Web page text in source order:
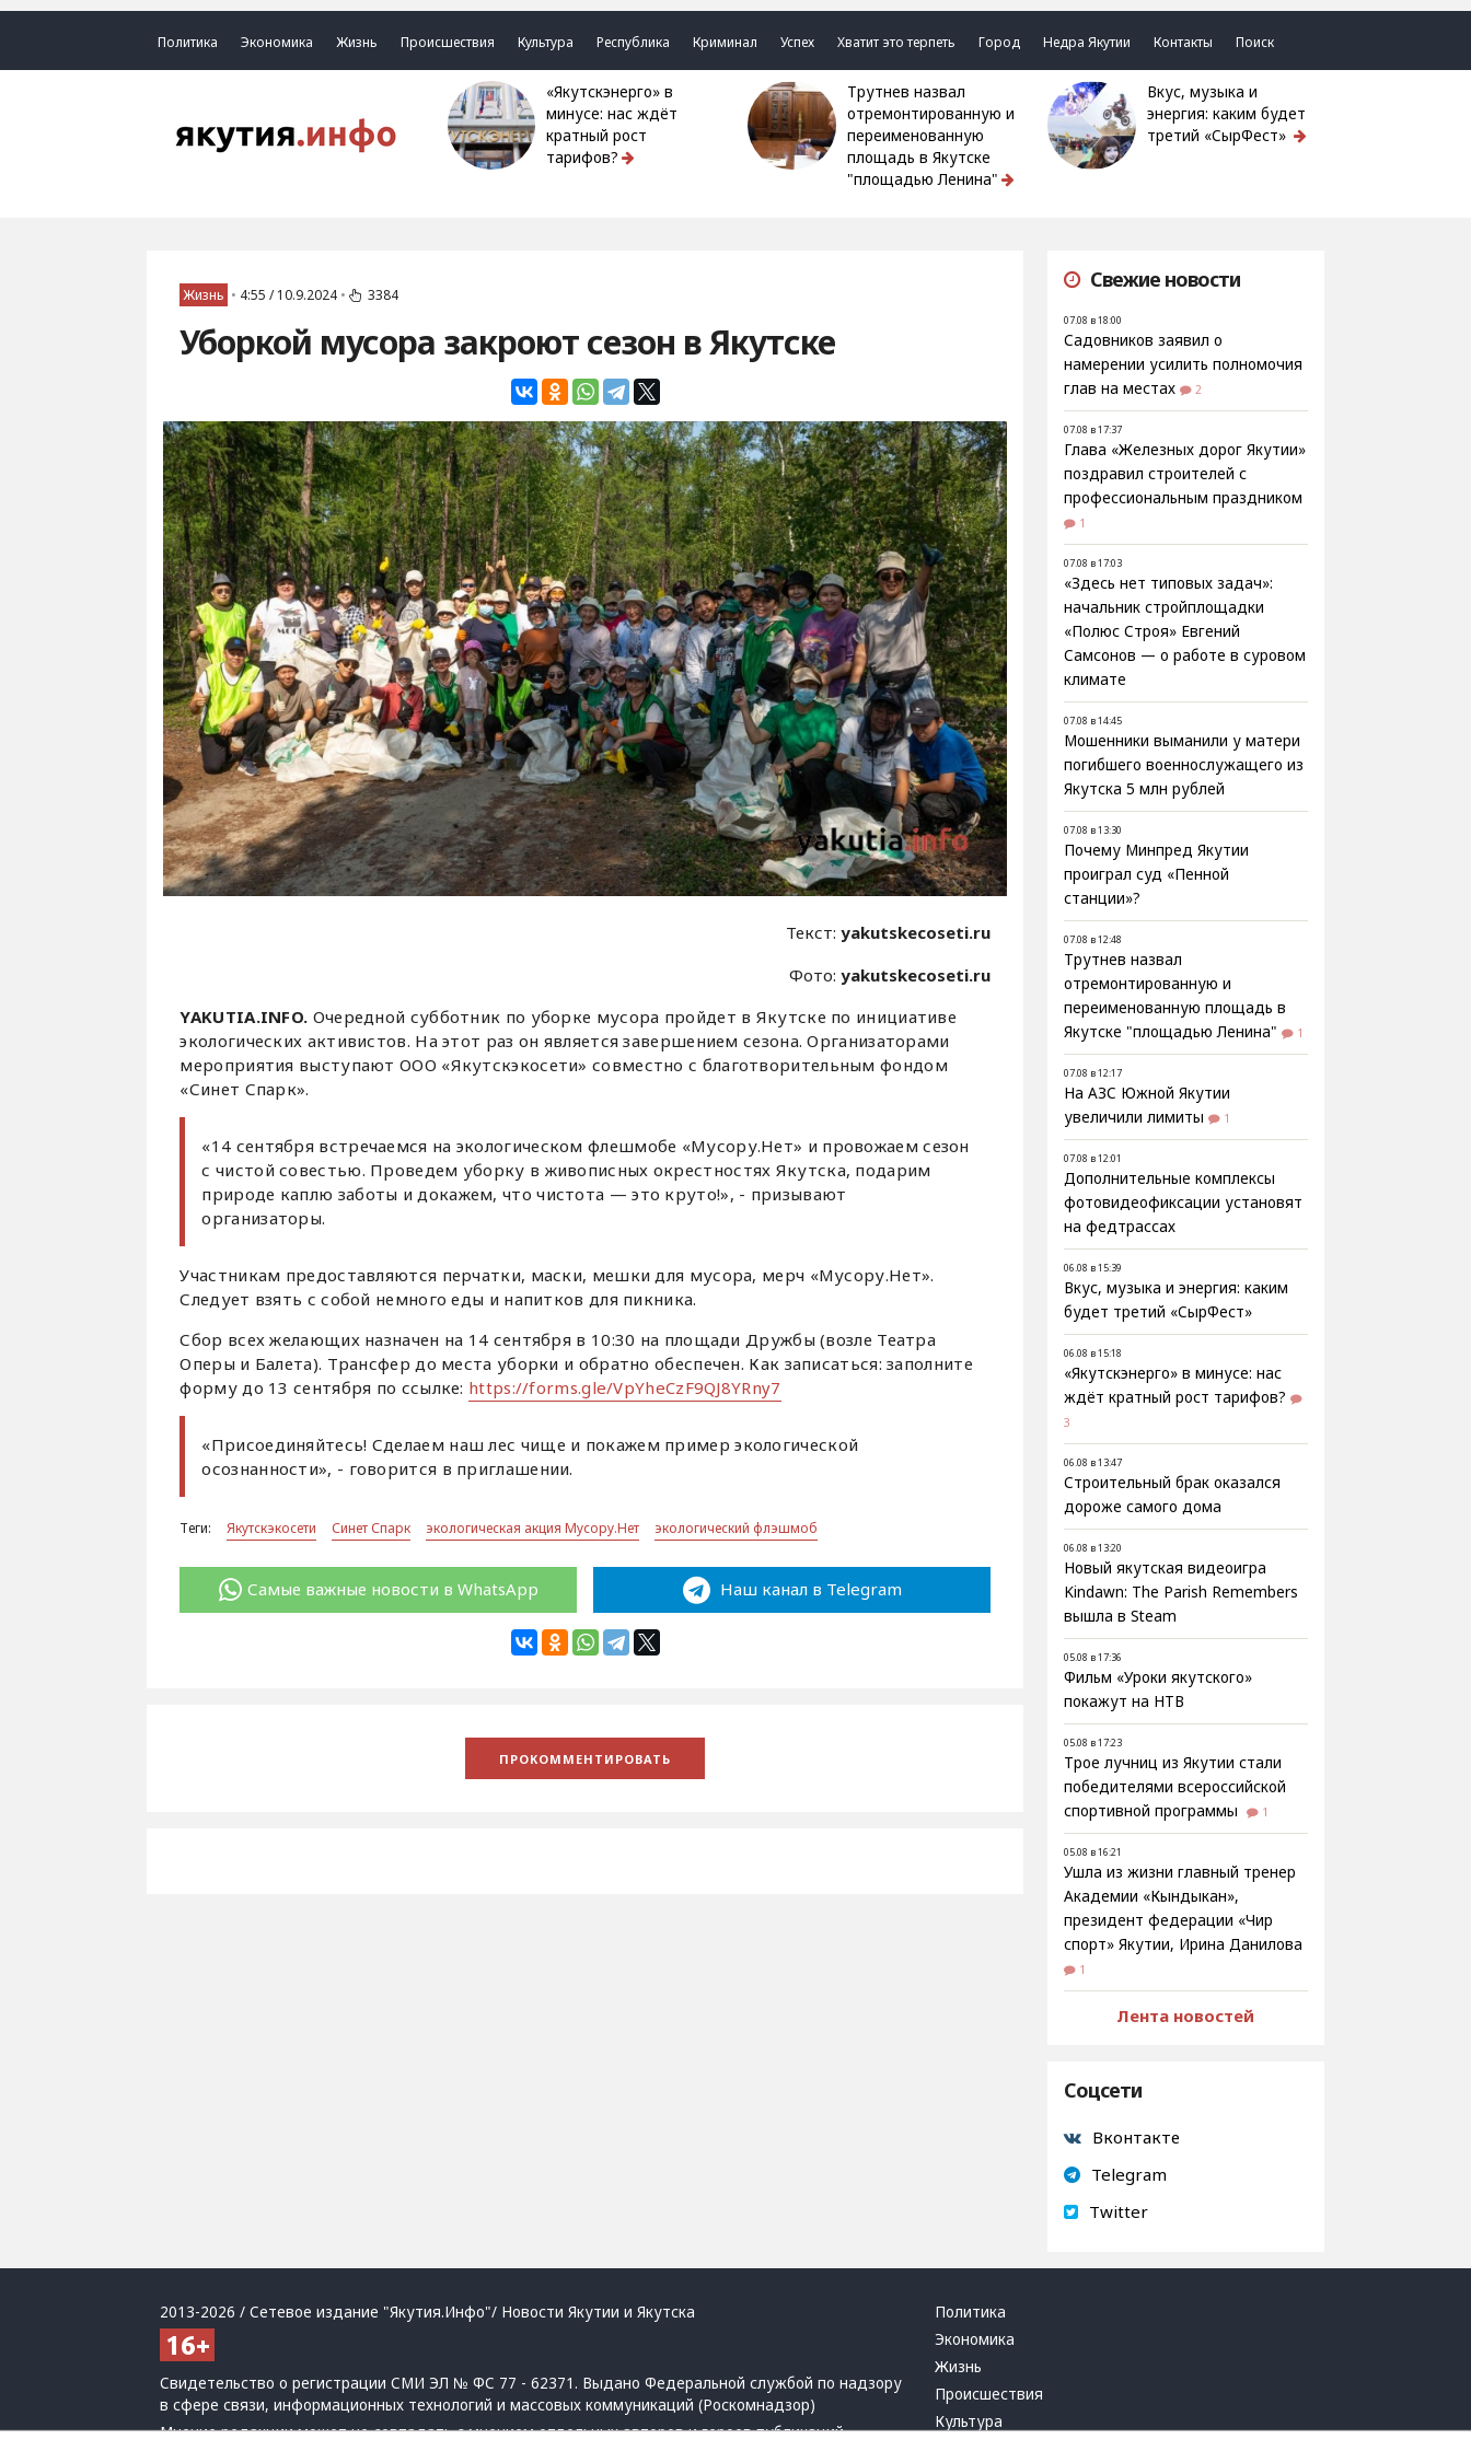
Политика Экономика Жизнь Происшествия Культура Республика Криминал Успех Хватит это терпеть Город Недра Якутии Контакты Поиск
«Якутскэнерго» в
минусе: нас ждёт
кратный рост
тарифов?
Трутнев назвал
отремонтированную и
переименованную
площадь в Якутске
"площадью Ленина"
Вкус, музыка и
энергия: каким будет
третий «СырФест»
Жизнь • 4:55 / 10.9.2024 • 3384
Уборкой мусора закроют сезон в Якутске
Текст:yakutskecoseti.ru
Фото:yakutskecoseti.ru
YAKUTIA.INFO. Очередной субботник по уборке мусора пройдет в Якутске по инициативе
экологических активистов. На этот раз он является завершением сезона. Организаторами
мероприятия выступают ООО «Якутскэкосети» совместно с благотворительным фондом
«Синет Спарк».
«14 сентября встречаемся на экологическом флешмобе «Мусору.Нет» и провожаем сезон
с чистой совестью. Проведем уборку в живописных окрестностях Якутска, подарим
природе каплю заботы и докажем, что чистота — это круто!», - призывают
организаторы.
Участникам предоставляются перчатки, маски, мешки для мусора, мерч «Мусору.Нет».
Следует взять с собой немного еды и напитков для пикника.
Сбор всех желающих назначен на 14 сентября в 10:30 на площади Дружбы (возле Театра
Оперы и Балета). Трансфер до места уборки и обратно обеспечен. Как записаться: заполните
форму до 13 сентября по ссылке: https://forms.gle/VpYheCzF9QJ8YRny7
«Присоединяйтесь! Сделаем наш лес чище и покажем пример экологической
осознанности», - говорится в приглашении.
Теги: Якутскэкосети Синет Спарк экологическая акция Мусору.Нет экологический флэшмоб
Самые важные новости в WhatsApp Наш канал в Telegram
Свежие новости
07.08 в 18:00
Садовников заявил о
намерении усилить полномочия
глав на местах
2
07.08 в 17:37
Глава «Железных дорог Якутии»
поздравил строителей с
профессиональным праздником
1
07.08 в 17:03
«Здесь нет типовых задач»:
начальник стройплощадки
«Полюс Строя» Евгений
Самсонов — о работе в суровом
климате
07.08 в 14:45
Мошенники выманили у матери
погибшего военнослужащего из
Якутска 5 млн рублей
07.08 в 13:30
Почему Минпред Якутии
проиграл суд «Пенной
станции»?
07.08 в 12:48
Трутнев назвал
отремонтированную и
переименованную площадь в
Якутске "площадью Ленина"
1
07.08 в 12:17
На АЗС Южной Якутии
увеличили лимиты
1
07.08 в 12:01
Дополнительные комплексы
фотовидеофиксации установят
на федтрассах
06.08 в 15:39
Вкус, музыка и энергия: каким
будет третий «СырФест»
06.08 в 15:18
«Якутскэнерго» в минусе: нас
ждёт кратный рост тарифов?
3
06.08 в 13:47
Строительный брак оказался
дороже самого дома
06.08 в 13:20
Новый якутская видеоигра
Kindawn: The Parish Remembers
вышла в Steam
05.08 в 17:36
Фильм «Уроки якутского»
покажут на НТВ
05.08 в 17:23
Трое лучниц из Якутии стали
победителями всероссийской
спортивной программы
1
05.08 в 16:21
Ушла из жизни главный тренер
Академии «Кындыкан»,
президент федерации «Чир
спорт» Якутии, Ирина Данилова
1
Лента новостей
Соцсети
Вконтакте
Telegram
Twitter
2013-2026 / Сетевое издание "Якутия.Инфо"/ Новости Якутии и Якутска
Свидетельство о регистрации СМИ ЭЛ № ФС 77 - 62371. Выдано Федеральной службой по надзору
в сфере связи, информационных технологий и массовых коммуникаций (Роскомнадзор)
Мнение редакции может не совпадать с мнением отдельных авторов и героев публикаций.
Политика
Экономика
Жизнь
Происшествия
Культура